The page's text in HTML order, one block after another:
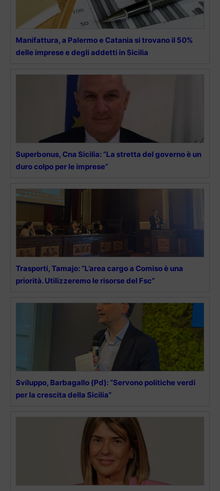
Manifattura, a Palermo e Catania si trovano il 50%
delle imprese e degli addetti in Sicilia
Superbonus, Cna Sicilia: “La stretta del governo è un
duro colpo per le imprese”
Trasporti, Tamajo: “L’area cargo a Comiso è una
priorità. Utilizzeremo le risorse del Fsc”
Sviluppo, Barbagallo (Pd): “Servono politiche verdi
per la crescita della Sicilia”